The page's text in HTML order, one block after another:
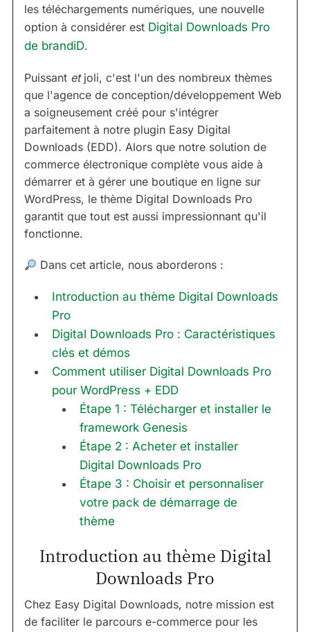
les téléchargements numériques, une nouvelle
option à considérer est Digital Downloads Pro
de brandiD.
Puissant etjoli, c'est l'un des nombreux thèmes
que l'agence de conception/développement Web
a soigneusement créé pour s'intégrer
parfaitement à notre plugin Easy Digital
Downloads (EDD). Alors que notre solution de
commerce électronique complète vous aide à
démarrer et à gérer une boutique en ligne sur
WordPress, le thème Digital Downloads Pro
garantit que tout est aussi impressionnant qu'il
fonctionne.
Dans cet article, nous aborderons :
Introduction au thème Digital Downloads
Pro
Digital Downloads Pro : Caractéristiques
clés et démos
Comment utiliser Digital Downloads Pro
pour WordPress + EDD
Étape 1 : Télécharger et installer le
framework Genesis
Étape 2 : Acheter et installer
Digital Downloads Pro
Étape 3 : Choisir et personnaliser
votre pack de démarrage de
thème
Introduction au thème Digital
Downloads Pro
Chez Easy Digital Downloads, notre mission est
de faciliter le parcours e-commerce pour les